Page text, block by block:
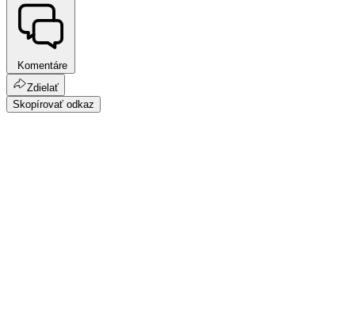
Komentáre
Zdielať
Skopírovať odkaz